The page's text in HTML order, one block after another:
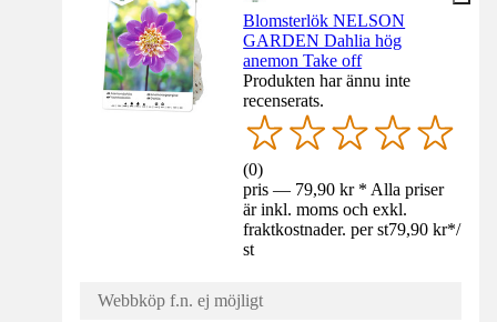
Blomsterlök NELSON
GARDEN Dahlia hög
anemon Take off
Produkten har ännu inte
recenserats.
(0)
pris — 79,90 kr * Alla priser
är inkl. moms och exkl.
fraktkostnader. per st79,90 kr*/
st
Webbköp f.n. ej möjligt